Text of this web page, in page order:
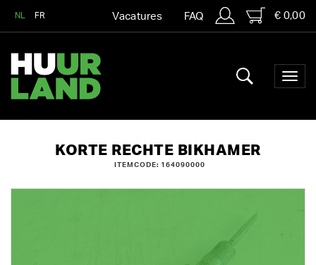
NL FR Vacatures FAQ € 0,00
KORTE RECHTE BIKHAMER
ITEMCODE: 164090000